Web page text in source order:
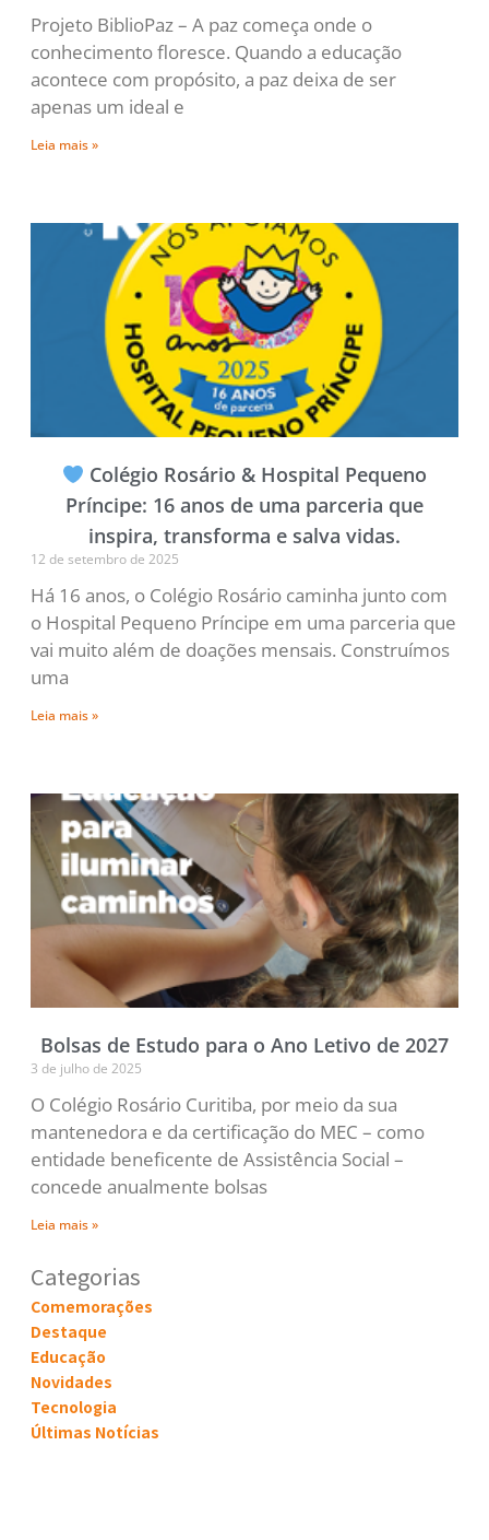
Projeto BiblioPaz – A paz começa onde o
conhecimento floresce. Quando a educação
acontece com propósito, a paz deixa de ser
apenas um ideal e
Leia mais »
Colégio Rosário & Hospital Pequeno
Príncipe: 16 anos de uma parceria que
inspira, transforma e salva vidas.
12 de setembro de 2025
Há 16 anos, o Colégio Rosário caminha junto com
o Hospital Pequeno Príncipe em uma parceria que
vai muito além de doações mensais. Construímos
uma
Leia mais »
Bolsas de Estudo para o Ano Letivo de 2027
3 de julho de 2025
O Colégio Rosário Curitiba, por meio da sua
mantenedora e da certificação do MEC – como
entidade beneficente de Assistência Social –
concede anualmente bolsas
Leia mais »
Categorias
Comemorações
Destaque
Educação
Novidades
Tecnologia
Últimas Notícias